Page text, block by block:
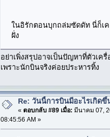
ในอิรักตอนบุกถล่มซัดดัท นี่ก็เค
ฝั่ง
อย่าเพิ่งสรุปอาจเป็นปัญหาที่ตัวเค
เพราะนักบินจริงค่อยประหารทิ้ง
Re: วันนี้การบินมีอะไรเกิดขึ้
« ตอบกลับ #89 เมื่อ: มีนาคม 07,
08:45:56 AM »